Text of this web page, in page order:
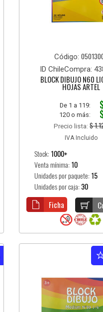
Código:
ID ChileCompra:
BLOCK DIBUJO N60
HOJAS ARTEL
De 1 a 119:
120 o más:
Precio lista:$
IVA Incluido
Stock: 1000+
Venta mínima: 10
Unidades por paquete: 15
Unidades por caja: 30
Ficha